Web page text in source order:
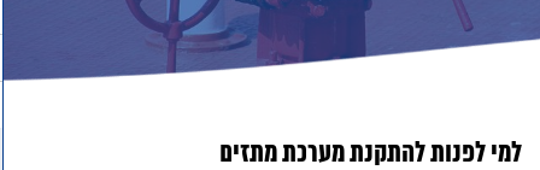
למי לפנות להתקנת מערכת מתזים